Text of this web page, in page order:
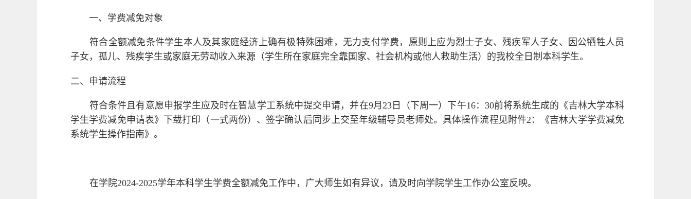
一、 学费减免对象
符合全额减免条件学生本人及其家庭经济上确有极特殊困难，无力支付学费，原则上应为烈士子女、残疾军人子女、因公牺牲人员
子女，孤儿、残疾学生或家庭无劳动收入来源（学生所在家庭完全靠国家、社会机构或他人救助生活）的我校全日制本科学生。
二、 申请流程
符合条件且有意愿申报学生应及时在智慧学工系统中提交申请，并在9月23日（下周一）下午16：30前将系统生成的《吉林大学本科
学生学费减免申请表》下载打印（一式两份）、签字确认后同步上交至年级辅导员老师处。具体操作流程见附件2：《吉林大学学费减免
系统学生操作指南》。
在学院2024-2025学年本科学生学费全额减免工作中，广大师生如有异议，请及时向学院学生工作办公室反映。